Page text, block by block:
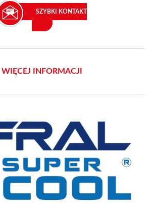
SZYBKI KONTAKT
WIĘCEJ INFORMACJI